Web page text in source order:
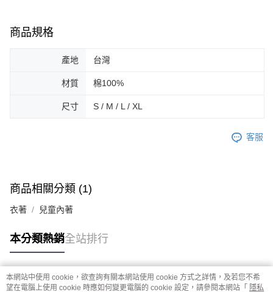
商品規格
產地 台灣
材質 棉100%
尺寸 S / M / L / XL
客服
商品相關分類 (1)
衣著 兒童內著
本分類熱銷全站排行
熱門標籤
本網站中使用 cookie，欲查詢有關本網站使用 cookie 方式之詳情，及若您不希
望在電腦上使用 cookie 時應如何變更電腦的 cookie 設定，請參閱本網站「 隱私